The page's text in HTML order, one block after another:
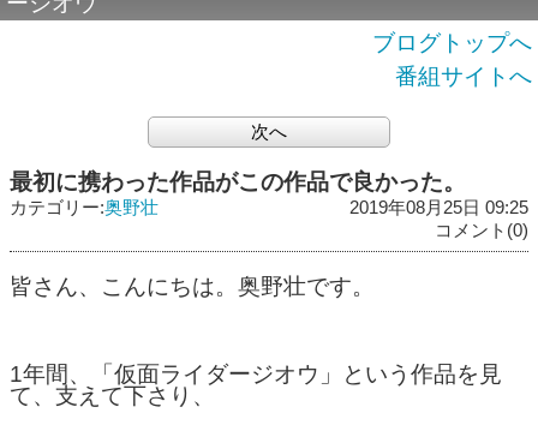
ブログトップへ
番組サイトへ
次へ
最初に携わった作品がこの作品で良かった。
カテゴリー:奥野壮
2019年08月25日 09:25
コメント(0)
皆さん、こんにちは。奥野壮です。
1年間、「仮面ライダージオウ」という作品を見
て、支えて下さり、